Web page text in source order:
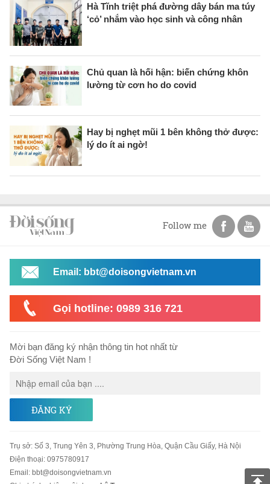
Hà Tĩnh triệt phá đường dây bán ma túy
‘cỏ’ nhắm vào học sinh và công nhân
Chủ quan là hối hận: biến chứng khôn
lường từ cơn ho do covid
Hay bị nghẹt mũi 1 bên không thở được:
lý do ít ai ngờ!
Follow me
Email: bbt@doisongvietnam.vn
Gọi hotline: 0989 316 721
Mời bạn đăng ký nhận thông tin hot nhất từ
Đời Sống Việt Nam !
ĐĂNG KÝ
Trụ sở: Số 3, Trung Yên 3, Phường Trung Hòa, Quận Cầu Giấy, Hà Nội
Điện thoại: 0975780917
Email : bbt@doisongvietnam.vn